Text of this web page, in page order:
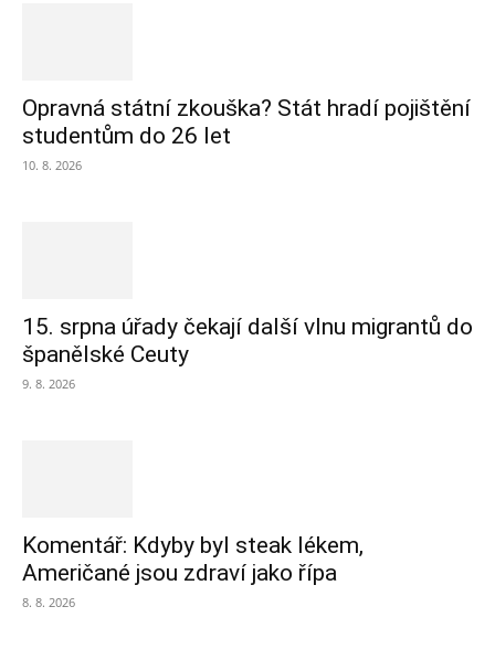
Opravná státní zkouška? Stát hradí pojištění
studentům do 26 let
10. 8. 2026
15. srpna úřady čekají další vlnu migrantů do
španělské Ceuty
9. 8. 2026
Komentář: Kdyby byl steak lékem,
Američané jsou zdraví jako řípa
8. 8. 2026